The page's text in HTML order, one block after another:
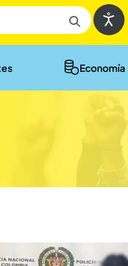
Economía